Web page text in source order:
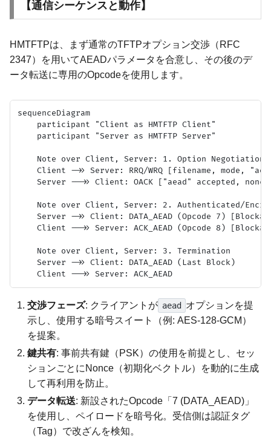
【通信シーケンスと動作】
HMTFTPは、まず通常のTFTPオプション交渉（RFC
2347）を用いてAEADパラメータを合意し、その後のデ
ータ転送に専用のOpcodeを使用します。
sequenceDiagram
    participant "Client as HMTFTP Client"
    participant "Server as HMTFTP Server"
Note over Client, Server: 1. Option Negotiation
Client ->> Server: RRQ/WRQ [filename, mode,
Server -->> Client: OACK ["aead" accepted,
Note over Client, Server: 2. Authenticated/
Server ->> Client: DATA_AEAD (Opcode 7)
Client -->> Server: ACK_AEAD (Opcode 8)
    Note over Client, Server: 3. Termination
    Server ->> Client: DATA_AEAD (Last Block)
交渉フェーズ: クライアントが aead
オプションを提
示し、使用する暗号スイート（例: AES-128-GCM）
を提案。
鍵共有: 事前共有鍵（PSK）の使用を前提とし、セッ
ションごとにNonce（初期化ベクトル）を動的に生成
して再利用を防止。
データ転送: 新設されたOpcode「7 (DATA_AEAD)」
を使用し、ペイロードを暗号化。受信側は認証タグ
（Tag）で改ざんを検知。